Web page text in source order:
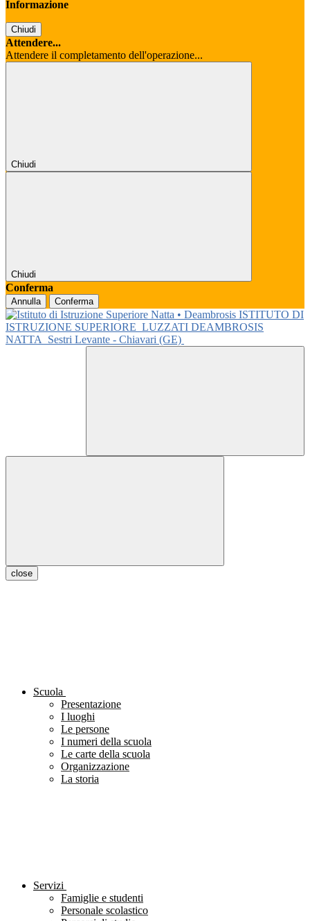
Informazione
Chiudi
Attendere...
Attendere il completamento dell'operazione...
Chiudi
Chiudi
Conferma
Annulla Conferma
ISTITUTO DI
ISTRUZIONE SUPERIORE LUZZATI DEAMBROSIS
NATTA
Sestri Levante - Chiavari (GE)
close
Scuola
Presentazione
I luoghi
Le persone
I numeri della scuola
Le carte della scuola
Organizzazione
La storia
Servizi
Famiglie e studenti
Personale scolastico